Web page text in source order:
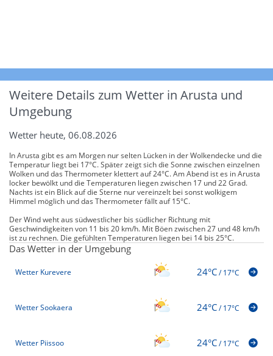
Weitere Details zum Wetter in Arusta und
Umgebung
Wetter heute, 06.08.2026
In Arusta gibt es am Morgen nur selten Lücken in der Wolkendecke und die
Temperatur liegt bei 17°C. Später zeigt sich die Sonne zwischen einzelnen
Wolken und das Thermometer klettert auf 24°C. Am Abend ist es in Arusta
locker bewölkt und die Temperaturen liegen zwischen 17 und 22 Grad.
Nachts ist ein Blick auf die Sterne nur vereinzelt bei sonst wolkigem
Himmel möglich und das Thermometer fällt auf 15°C.
Der Wind weht aus südwestlicher bis südlicher Richtung mit
Geschwindigkeiten von 11 bis 20 km/h. Mit Böen zwischen 27 und 48 km/h
ist zu rechnen. Die gefühlten Temperaturen liegen bei 14 bis 25°C.
Das Wetter in der Umgebung
Wetter Kurevere 24°C/17°C
Wetter Sookaera 24°C/17°C
Wetter Piissoo 24°C/17°C